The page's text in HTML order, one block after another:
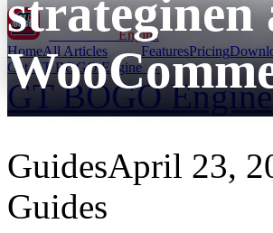
GT BOGOEngine
HomeAll Articles FeaturesPricing
Get GT BOGO Engine →
GT BOGO Engine
strateginen
GuidesApril 23,
Guides